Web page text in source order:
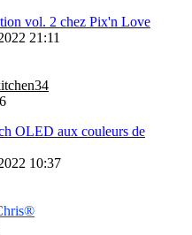
vol. 2 chez Pix'n Love
21:11
OLED aux couleurs de
10:37